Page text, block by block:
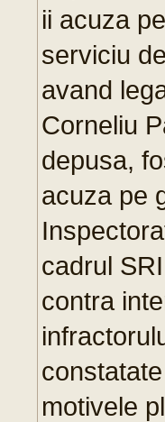
ii acuza
serviciu
avand
Corneliu
depusa,
acuza pe
cadrul
contra
motivele